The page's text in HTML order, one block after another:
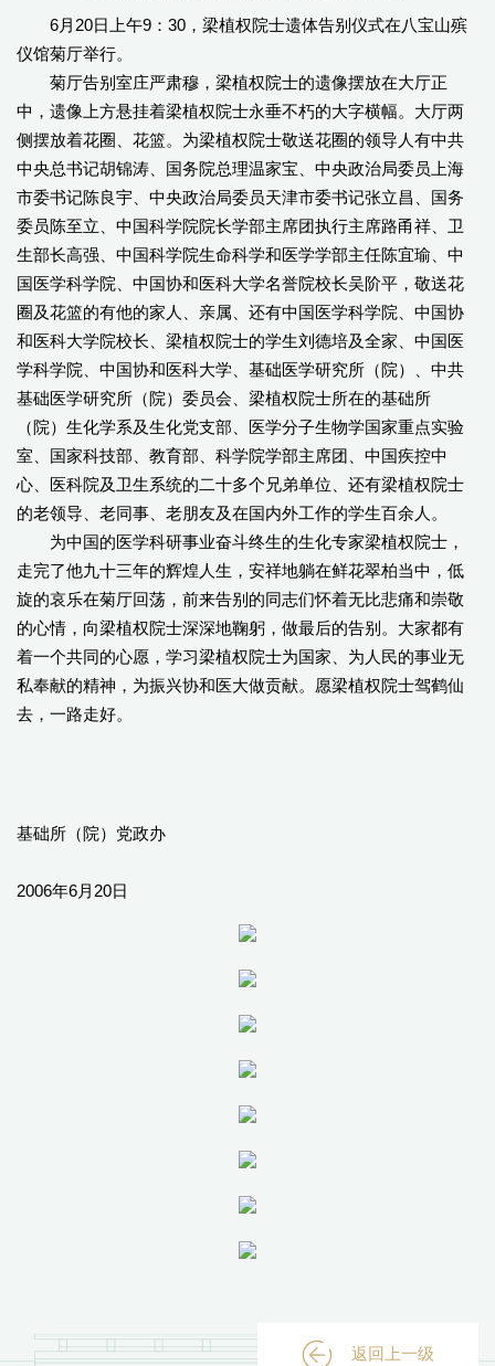
6月20日上午9：30，梁植权院士遗体告别仪式在八宝山殡
仪馆菊厅举行。
菊厅告别室庄严肃穆，梁植权院士的遗像摆放在大厅正
中，遗像上方悬挂着梁植权院士永垂不朽的大字横幅。大厅两
侧摆放着花圈、花篮。为梁植权院士敬送花圈的领导人有中共
中央总书记胡锦涛、国务院总理温家宝、中央政治局委员上海
市委书记陈良宇、中央政治局委员天津市委书记张立昌、国务
委员陈至立、中国科学院院长学部主席团执行主席路甬祥、卫
生部长高强、中国科学院生命科学和医学学部主任陈宜瑜、中
国医学科学院、中国协和医科大学名誉院校长吴阶平，敬送花
圈及花篮的有他的家人、亲属、还有中国医学科学院、中国协
和医科大学院校长、梁植权院士的学生刘德培及全家、中国医
学科学院、中国协和医科大学、基础医学研究所（院）、中共
基础医学研究所（院）委员会、梁植权院士所在的基础所
（院）生化学系及生化党支部、医学分子生物学国家重点实验
室、国家科技部、教育部、科学院学部主席团、中国疾控中
心、医科院及卫生系统的二十多个兄弟单位、还有梁植权院士
的老领导、老同事、老朋友及在国内外工作的学生百余人。
为中国的医学科研事业奋斗终生的生化专家梁植权院士，
走完了他九十三年的辉煌人生，安祥地躺在鲜花翠柏当中，低
旋的哀乐在菊厅回荡，前来告别的同志们怀着无比悲痛和崇敬
的心情，向梁植权院士深深地鞠躬，做最后的告别。大家都有
着一个共同的心愿，学习梁植权院士为国家、为人民的事业无
私奉献的精神，为振兴协和医大做贡献。愿梁植权院士驾鹤仙
去，一路走好。
基础所（院）党政办
2006年6月20日
返回上一级